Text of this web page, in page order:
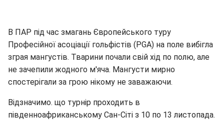
В ПАР під час змагань Європейського туру
Професійної асоціації гольфістів (PGA) на поле вибігла
зграя мангустів. Тварини почали свій хід по полю, але
не зачепили жодного м'яча. Мангусти мирно
спостерігали за грою нікому не заважаючи.
Відзначимо. що турнір проходить в
південноафриканському Сан-Сіті з 10 по 13 листопада.